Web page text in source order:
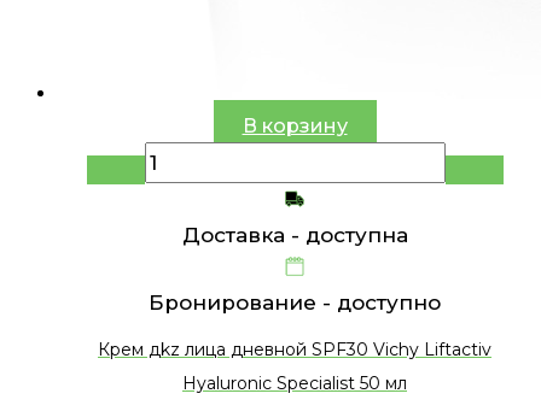
В корзину
Доставка - доступна
Бронирование - доступно
Крем дkz лица дневной SPF30 Vichy Liftactiv
Hyaluronic Specialist 50 мл